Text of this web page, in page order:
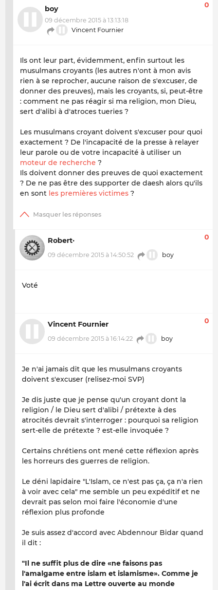
boy
09 décembre 2015 à 13:13:18
Vincent Fournier
0
Ils ont leur part, évidemment, enfin surtout les
musulmans croyants (les autres n'ont à mon avis
rien à se reprocher, aucune raison de s'excuser, de
donner des preuves), mais les croyants, si, peut-être
: comment ne pas réagir si ma religion, mon Dieu,
sert d'alibi à d'atroces tueries ?
Les musulmans croyant doivent s'excuser pour quoi
exactement ? De l'incapacité de la presse à relayer
leur parole ou de votre incapacité à utiliser un
moteur de recherche ?
Ils doivent donner des preuves de quoi exactement
? De ne pas être des supporter de daesh alors qu'ils
en sont les premières victimes ?
Robert·
09 décembre 2015 à 14:50:52 boy
0
Voté
Vincent Fournier
09 décembre 2015 à 16:14:22 boy
0
Je n'ai jamais dit que les musulmans croyants
doivent s'excuser (relisez-moi SVP)
Je dis juste que je pense qu'un croyant dont la
religion / le Dieu sert d'alibi / prétexte à des
atrocités devrait s'interroger : pourquoi sa religion
sert-elle de prétexte ? est-elle invoquée ?
Certains chrétiens ont mené cette réflexion après
les horreurs des guerres de religion.
Le déni lapidaire "L'Islam, ce n'est pas ça, ça n'a rien
à voir avec cela" me semble un peu expéditif et ne
devrait pas selon moi faire l'économie d'une
réflexion plus profonde
Je suis assez d'accord avec Abdennour Bidar quand
il dit :
"Il ne suffit plus de dire «ne faisons pas
l'amalgame entre islam et islamisme». Comme je
l'ai écrit dans ma Lettre ouverte au monde